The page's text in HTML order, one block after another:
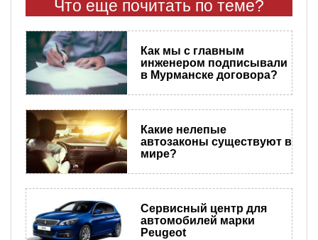
Что еще почитать по теме?
Как мы с главным
инженером подписывали
в Мурманске договора?
​Какие нелепые
автозаконы существуют в
мире?
Сервисный центр для
автомобилей марки
Peugeot